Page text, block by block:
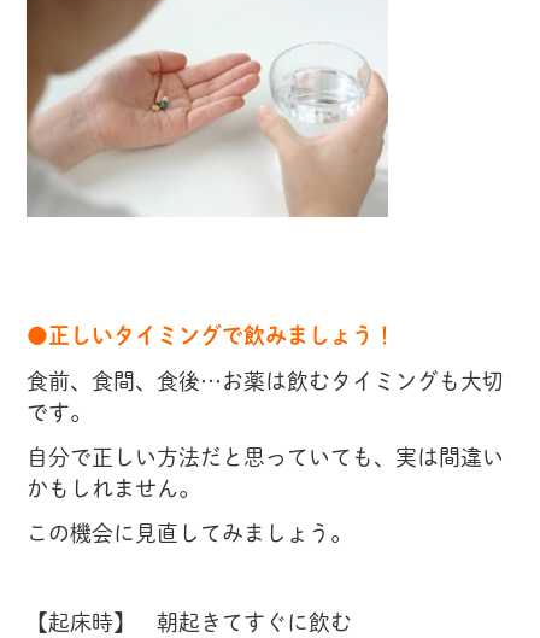
●正しいタイミングで飲みましょう！
食前、食間、食後…お薬は飲むタイミングも大切
です。
自分で正しい方法だと思っていても、実は間違い
かもしれません。
この機会に見直してみましょう。
【起床時】 朝起きてすぐに飲む